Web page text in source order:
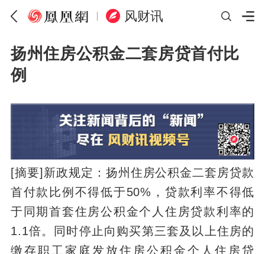
风财讯
扬州住房公积金二套房贷首付比
例
[摘要]新政规定：扬州住房公积金二套房贷款
首付款比例不得低于50%，贷款利率不得低
于同期首套住房公积金个人住房贷款利率的
1.1倍。同时停止向购买第三套及以上住房的
缴存职工家庭发放住房公积金个人住房贷